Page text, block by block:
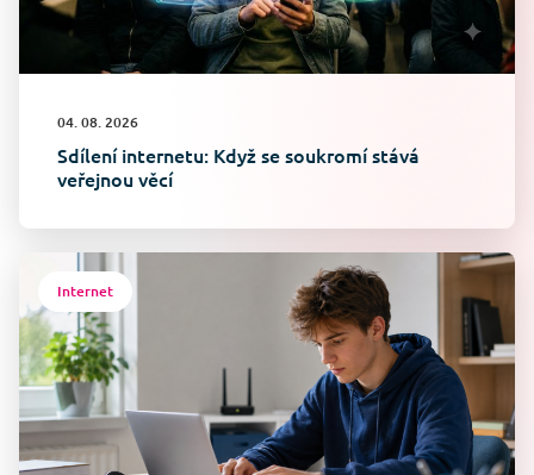
04. 08. 2026
Sdílení internetu: Když se soukromí stává
veřejnou věcí
Internet